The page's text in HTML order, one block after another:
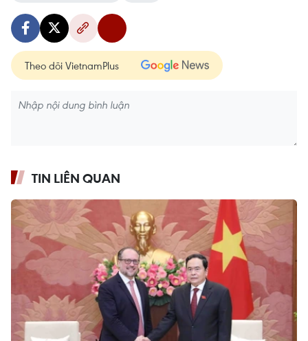
Theo dõi VietnamPlus
TIN LIÊN QUAN